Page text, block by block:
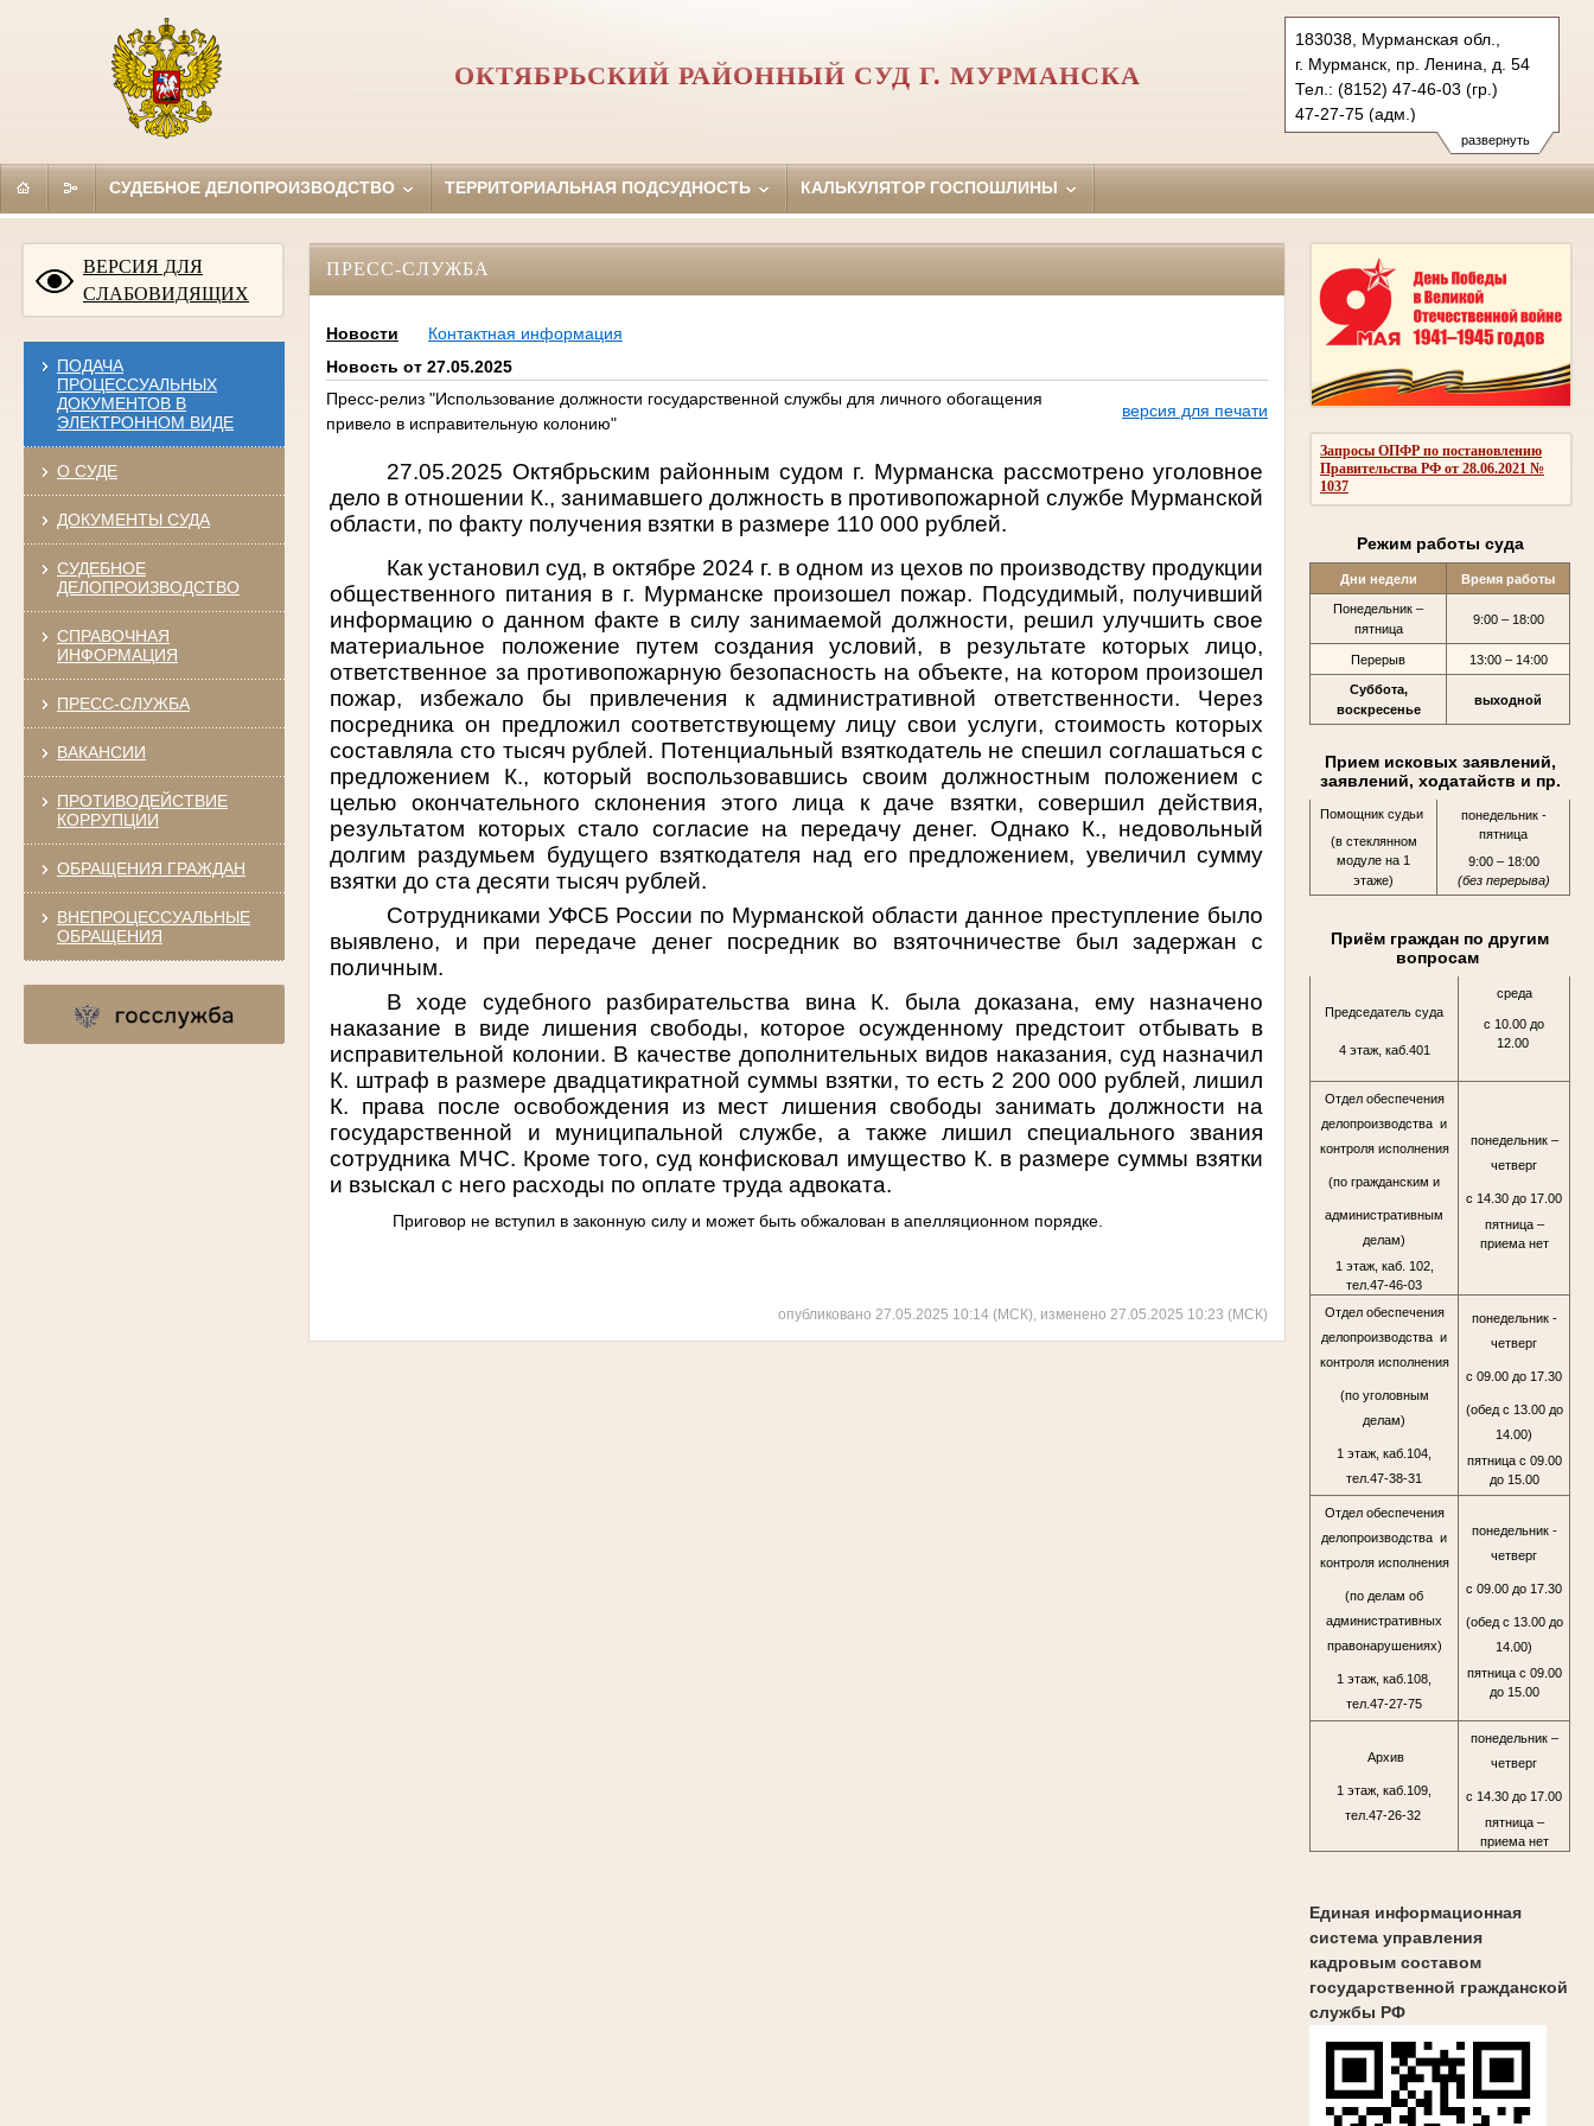
развернуть
183038, Мурманская обл.,
г. Мурманск, пр. Ленина, д. 54
Тел.: (8152) 47-46-03 (гр.)
47-27-75 (адм.)
47-38-31 (уг.)
okt.mrm@sudrf.ru
ОКТЯБРЬСКИЙ РАЙОННЫЙ СУД Г. МУРМАНСКА
СУДЕБНОЕ ДЕЛОПРОИЗВОДСТВО ТЕРРИТОРИАЛЬНАЯ ПОДСУДНОСТЬ КАЛЬКУЛЯТОР ГОСПОШЛИНЫ
ВЕРСИЯ ДЛЯ
СЛАБОВИДЯЩИХ
ПОДАЧА
ПРОЦЕССУАЛЬНЫХ
ДОКУМЕНТОВ В
ЭЛЕКТРОННОМ ВИДЕ
О СУДЕ
ДОКУМЕНТЫ СУДА
СУДЕБНОЕ
ДЕЛОПРОИЗВОДСТВО
СПРАВОЧНАЯ
ИНФОРМАЦИЯ
ПРЕСС-СЛУЖБА
ВАКАНСИИ
ПРОТИВОДЕЙСТВИЕ
КОРРУПЦИИ
ОБРАЩЕНИЯ ГРАЖДАН
ВНЕПРОЦЕССУАЛЬНЫЕ
ОБРАЩЕНИЯ
Запросы ОПФР по постановлению
Правительства РФ от 28.06.2021 №
1037
Режим работы суда
Дни недели Время работы
Понедельник –
пятница
9:00 – 18:00
Перерыв 13:00 – 14:00
Суббота,
воскресенье
выходной
Прием исковых заявлений,
заявлений, ходатайств и пр.
Помощник судьи
(в стеклянном
модуле на 1
этаже)
понедельник -
пятница
9:00 – 18:00
(без перерыва)
Приём граждан по другим
вопросам
Председатель суда
4 этаж, каб.401
среда
с 10.00 до
12.00
Отдел обеспечения
делопроизводства и
контроля исполнения
(по гражданским и
административным
делам)
1 этаж, каб. 102,
тел.47-46-03
понедельник –
четверг
с 14.30 до 17.00
пятница –
приема нет
Отдел обеспечения
делопроизводства и
контроля исполнения
(по уголовным
делам)
1 этаж, каб.104,
тел.47-38-31
понедельник -
четверг
с 09.00 до 17.30
(обед с 13.00 до
14.00)
пятница с 09.00
до 15.00
Отдел обеспечения
делопроизводства и
контроля исполнения
(по делам об
административных
правонарушениях)
1 этаж, каб.108,
тел.47-27-75
понедельник -
четверг
с 09.00 до 17.30
(обед с 13.00 до
14.00)
пятница с 09.00
до 15.00
Архив
1 этаж, каб.109,
тел.47-26-32
понедельник –
четверг
с 14.30 до 17.00
пятница –
приема нет
Единая информационная
система управления
кадровым составом
государственной гражданской
службы РФ
ПРЕСС-СЛУЖБА
Новости
Контактная информация
Новость от 27.05.2025
Пресс-релиз "Использование должности государственной службы для личного обогащения
привело в исправительную колонию"
версия для печати
27.05.2025 Октябрьским районным судом г. Мурманска рассмотрено уголовное
дело в отношении К., занимавшего должность в противопожарной службе Мурманской
области, по факту получения взятки в размере 110 000 рублей.
Как установил суд, в октябре 2024 г. в одном из цехов по производству продукции
общественного питания в г. Мурманске произошел пожар. Подсудимый, получивший
информацию о данном факте в силу занимаемой должности, решил улучшить свое
материальное положение путем создания условий, в результате которых лицо,
ответственное за противопожарную безопасность на объекте, на котором произошел
пожар, избежало бы привлечения к административной ответственности. Через
посредника он предложил соответствующему лицу свои услуги, стоимость которых
составляла сто тысяч рублей. Потенциальный взяткодатель не спешил соглашаться с
предложением К., который воспользовавшись своим должностным положением с
целью окончательного склонения этого лица к даче взятки, совершил действия,
результатом которых стало согласие на передачу денег. Однако К., недовольный
долгим раздумьем будущего взяткодателя над его предложением, увеличил сумму
взятки до ста десяти тысяч рублей.
Сотрудниками УФСБ России по Мурманской области данное преступление было
выявлено, и при передаче денег посредник во взяточничестве был задержан с
поличным.
В ходе судебного разбирательства вина К. была доказана, ему назначено
наказание в виде лишения свободы, которое осужденному предстоит отбывать в
исправительной колонии. В качестве дополнительных видов наказания, суд назначил
К. штраф в размере двадцатикратной суммы взятки, то есть 2 200 000 рублей, лишил
К. права после освобождения из мест лишения свободы занимать должности на
государственной и муниципальной службе, а также лишил специального звания
сотрудника МЧС. Кроме того, суд конфисковал имущество К. в размере суммы взятки
и взыскал с него расходы по оплате труда адвоката.
Приговор не вступил в законную силу и может быть обжалован в апелляционном порядке.
опубликовано 27.05.2025 10:14 (МСК), изменено 27.05.2025 10:23 (МСК)